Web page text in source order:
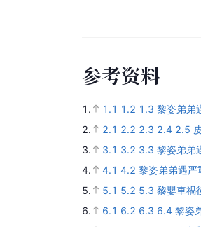
参考资料
1. 1.1 1.2 1.3 黎姿弟弟
2.
2.1 2.2 2.3 2.4 2.5
3.
3.1 3.2 3.3 黎姿弟弟
4.
4.1 4.2 黎姿弟弟遇严
5.
5.1 5.2 5.3 黎嬰車禍
6.
6.1 6.2 6.3 6.4 黎姿